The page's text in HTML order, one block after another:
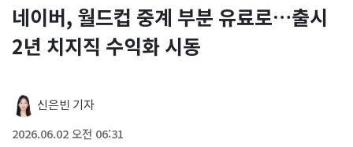
네이버, 월드컵 중계 부분 유료로…출시
2년 치지직 수익화 시동
신은빈 기자
2026.06.02 오전 06:31